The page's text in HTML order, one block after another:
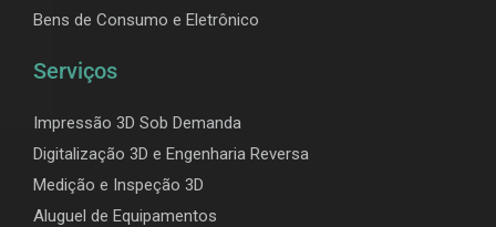
Bens de Consumo e Eletrônico
Serviços
Impressão 3D Sob Demanda
Digitalização 3D e Engenharia Reversa
Medição e Inspeção 3D
Aluguel de Equipamentos